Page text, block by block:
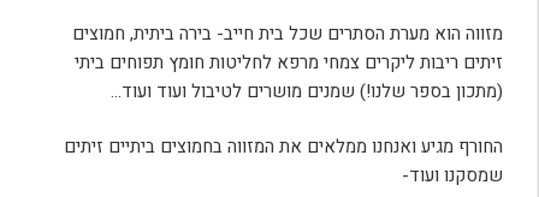
מזווה הוא מערת הסתרים שכל בית חייב- בירה ביתית, חמוצים
זיתים ריבות ליקרים צמחי מרפא לחליטות חומץ תפוחים ביתי
(מתכון בספר שלנו!) שמנים מושרים לטיבול ועוד ועוד…
החורף מגיע ואנחנו ממלאים את המזווה בחמוצים ביתיים זיתים
שמסקנו ועוד-